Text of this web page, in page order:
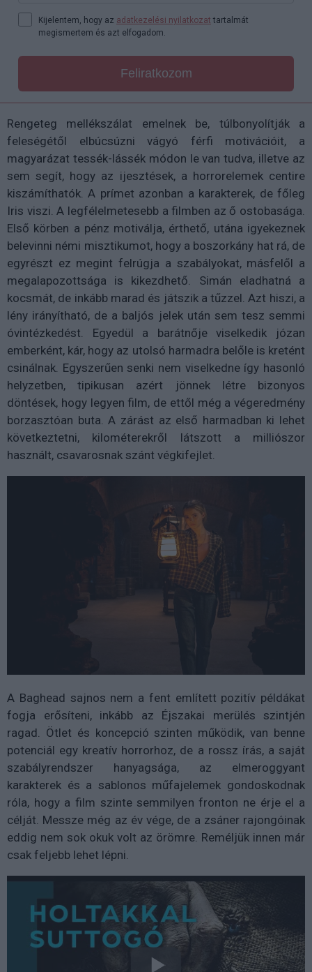
Kijelentem, hogy az adatkezelési nyilatkozat tartalmát
megismertem és azt elfogadom.
Feliratkozom
Rengeteg mellékszálat emelnek be, túlbonyolítják a
feleségétől elbúcsúzni vágyó férfi motivációit, a
magyarázat tessék-lássék módon le van tudva, illetve az
sem segít, hogy az ijesztések, a horrorelemek centire
kiszámíthatók. A prímet azonban a karakterek, de főleg
Iris viszi. A legfélelmetesebb a filmben az ő ostobasága.
Első körben a pénz motiválja, érthető, utána igyekeznek
belevinni némi misztikumot, hogy a boszorkány hat rá, de
egyrészt ez megint felrúgja a szabályokat, másfelől a
megalapozottsága is kikezdhető. Simán eladhatná a
kocsmát, de inkább marad és játszik a tűzzel. Azt hiszi, a
lény irányítható, de a baljós jelek után sem tesz semmi
óvintézkedést. Egyedül a barátnője viselkedik józan
emberként, kár, hogy az utolsó harmadra belőle is kretént
csinálnak. Egyszerűen senki nem viselkedne így hasonló
helyzetben, tipikusan azért jönnek létre bizonyos
döntések, hogy legyen film, de ettől még a végeredmény
borzasztóan buta. A zárást az első harmadban ki lehet
következtetni, kilométerekről látszott a milliószor
használt, csavarosnak szánt végkifejlet.
A Baghead sajnos nem a fent említett pozitív példákat
fogja erősíteni, inkább az Éjszakai merülés szintjén
ragad. Ötlet és koncepció szinten működik, van benne
potenciál egy kreatív horrorhoz, de a rossz írás, a saját
szabályrendszer hanyagsága, az elmeroggyant
karakterek és a sablonos műfajelemek gondoskodnak
róla, hogy a film szinte semmilyen fronton ne érje el a
célját. Messze még az év vége, de a zsáner rajongóinak
eddig nem sok okuk volt az örömre. Reméljük innen már
csak feljebb lehet lépni.